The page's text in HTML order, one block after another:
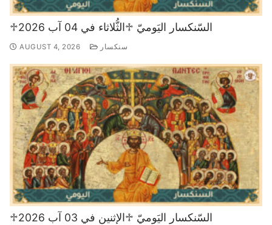
♱السّنكسار اليَوميّ ♱الثُّلاثاء في 04 آب 2026
AUGUST 4, 2026 سنكسار
♱السّنكسار اليَوميّ ♱الإثنين في 03 آب 2026